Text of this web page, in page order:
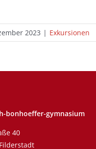
2023 | Exkursionen
bonhoeffer-gymnasium
40